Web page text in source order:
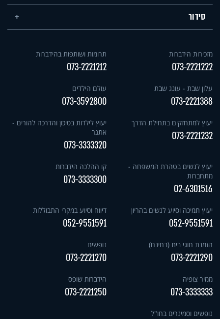
סידור
מזכירות הידברות
073-2221222
תרומות ושותפות בהידברות
073-2221212
עלון שבת - עונג שבת
073-2221388
עולם הילדים
073-3592800
יעוץ למתחזקים בתחילת הדרך
073-2221232
יעוץ לילדות בסיכון והדרכה להורים -
אתגר
073-3333320
יעוץ לנשים בטהרת המשפחה -
מתחברות
02-6301516
קו ההלכה הידברות
073-3333300
יעוץ תמיכה וסיוע לנשים בהריון
052-9551591
דיווח וסיוע במקרי התבוללות
052-9551591
הזמנת חוגי בית (בחינם)
073-2221290
נופשים
073-2221270
ממיר צופיה
073-3333333
הידברות שופס
073-2221250
נופשים וסמינרים בחו"ל